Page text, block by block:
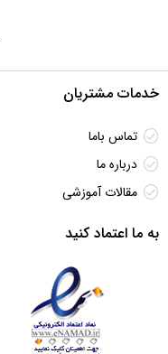
خدمات مشتریان
تماس باما
درباره ما
مقالات آموزشی
به ما اعتماد کنید